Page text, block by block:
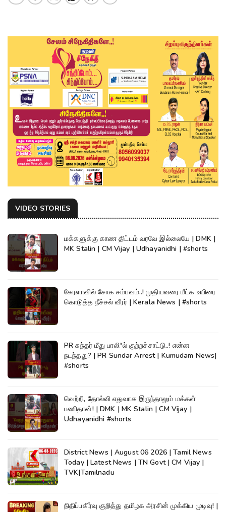
VIDEO STORIES
மக்களுக்கு காண திட்டம் வரவே இல்லையே | DMK |
MK Stalin | CM Vijay | Udhayanidhi | #shorts
கேரளாவில் சோக சம்பவம்..! முதியவரை மீட்க உயிரை
கொடுத்த நீச்சல் வீரர் | Kerala News | #shorts
PR சுந்தர் மீது பாலி*ல் குற்றச்சாட்டு..! என்ன
நடந்தது? | PR Sundar Arrest | Kumudam News|
#shorts
வெற்றி, தோல்வி எதுவாக இருந்தாலும் மக்கள்
பணிதான்! | DMK | MK Stalin | CM Vijay |
Udhayanidhi #shorts
District News | August 06 2026 | Tamil News
Today | Latest News | TN Govt | CM Vijay |
TVK|Tamilnadu
நிதிப்பகிர்வு குறித்து தமிழக அரசின் முக்கிய முடிவு! |